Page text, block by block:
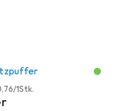
/1Stk.